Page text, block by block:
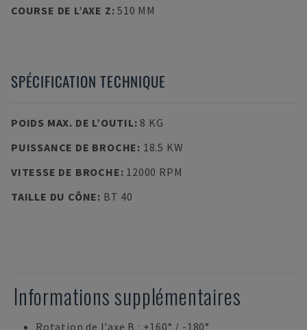
COURSE DE L’AXE Z:510 MM
SPÉCIFICATION TECHNIQUE
POIDS MAX. DE L’OUTIL: 8 KG
PUISSANCE DE BROCHE: 18.5 KW
VITESSE DE BROCHE: 12000 RPM
TAILLE DU CÔNE: BT 40
Informations supplémentaires
Rotation de l'axe B : +160° / -180°